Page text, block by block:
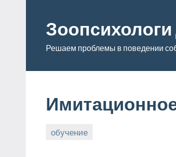
содержимому
Решаем проблемы в поведении
обучение
Владимир